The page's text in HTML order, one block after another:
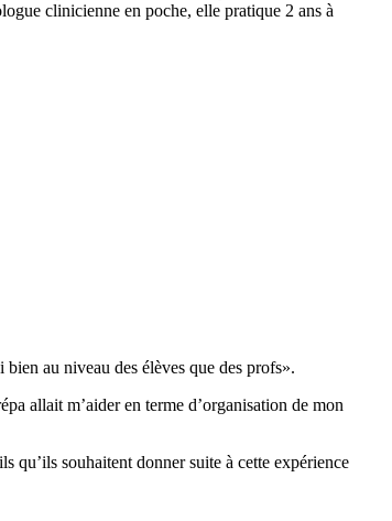
clinicienne en poche, elle pratique 2 ans à
au niveau des élèves que des profs».
allait m’aider en terme d’organisation de mon
qu’ils souhaitent donner suite à cette expérience